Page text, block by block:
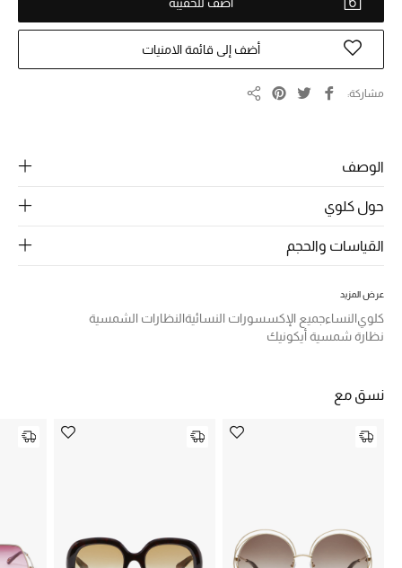
النساء
الرجال
الجمال
الأطفال
مستلزمات المنزل
المجوهرات
نسوقوا أحدث ما وصلنا
عرض جميع المنتجات
اضف للحقيبة
أضف إلى قائمة الامنيات
مشاركة
الوصف
حول كلوي
القياسات والحجم
عرض المزيد
كلويالنساءجميع الإكسسورات النسائيةالنظارات الشمسية
نظارة شمسية أيكونيك
نسق مع